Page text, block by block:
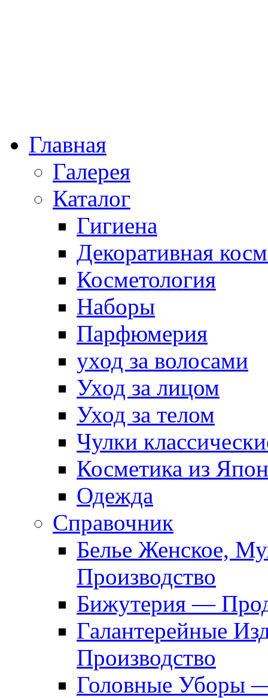
Главная
Галерея
Каталог
Гигиена
Декоративная
Косметология
Наборы
Парфюмерия
уход за волосами
Уход за лицом
Уход за телом
Чулки
Косметика из
Одежда
Справочник
Белье Женское,
Производство
Бижутерия —
Галантерейные
Производство
Головные Уборы